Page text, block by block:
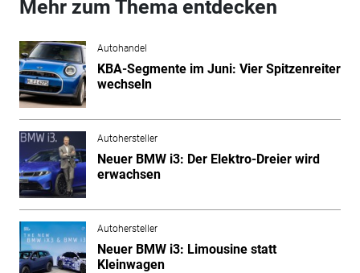
Mehr zum Thema entdecken
Autohandel
KBA-Segmente im Juni: Vier Spitzenreiter
wechseln
Autohersteller
Neuer BMW i3: Der Elektro-Dreier wird
erwachsen
Autohersteller
Neuer BMW i3: Limousine statt
Kleinwagen